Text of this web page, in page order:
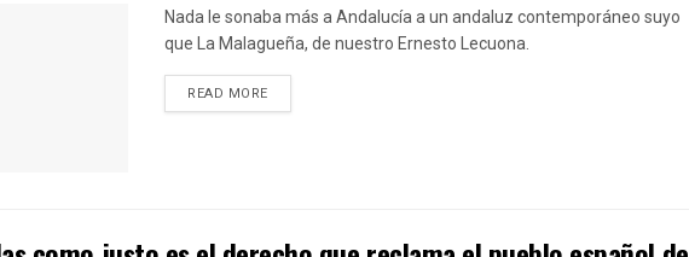
Nada le sonaba más a Andalucía a un andaluz contemporáneo suyo
que La Malagueña, de nuestro Ernesto Lecuona.
READ MOREDETAILS